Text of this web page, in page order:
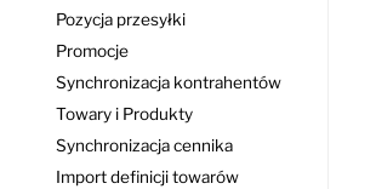
Pozycja przesyłki
Promocje
Synchronizacja kontrahentów
Towary i Produkty
Synchronizacja cennika
Import definicji towarów